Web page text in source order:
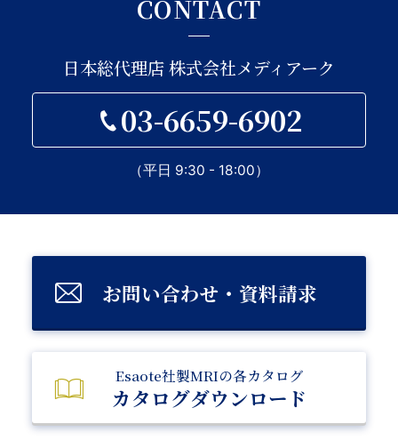
CONTACT
日本総代理店 株式会社メディアーク
03-6659-6902
（平日 9:30 - 18:00）
お問い合わせ・資料請求
Esaote社製MRIの各カタログ
カタログダウンロード